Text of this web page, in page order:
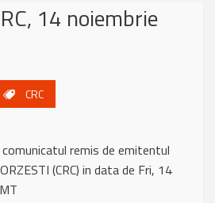
14 noiembrie
CRC
remis de emitentul
(CRC) in data de Fri, 14